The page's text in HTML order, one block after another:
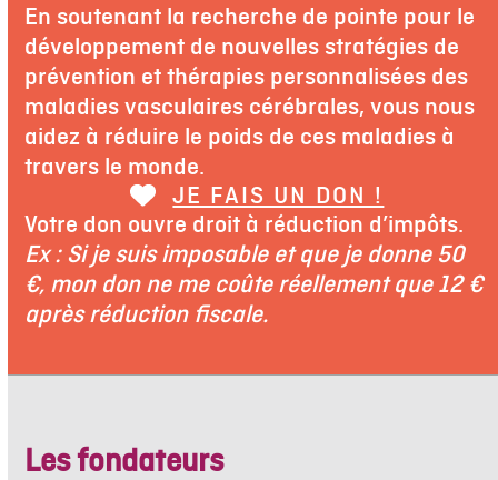
En soutenant la recherche de pointe pour le
développement de nouvelles stratégies de
prévention et thérapies personnalisées des
maladies vasculaires cérébrales, vous nous
aidez à réduire le poids de ces maladies à
travers le monde.
JE FAIS UN DON !
Votre don ouvre droit à réduction d’impôts.
Ex : Si je suis imposable et que je donne 50
€, mon don ne me coûte réellement que 12 €
après réduction fiscale.
Les fondateurs